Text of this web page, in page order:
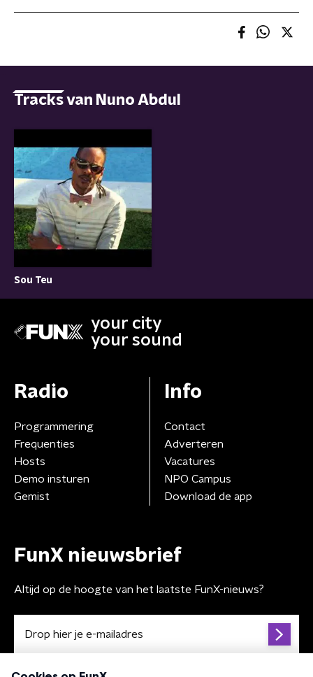
Tracks van Nuno Abdul
Sou Teu
your city
your sound
Radio
Programmering
Frequenties
Hosts
Demo insturen
Gemist
Info
Contact
Adverteren
Vacatures
NPO Campus
Download de app
FunX nieuwsbrief
Altijd op de hoogte van het laatste FunX-nieuws?